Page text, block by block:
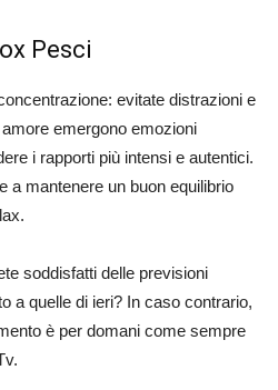
Pesci
evitate distrazioni e
emergono emozioni
i rapporti più intensi e autentici.
a mantenere un buon equilibrio
soddisfatti delle previsioni
a quelle di ieri? In caso contrario,
è per domani come sempre